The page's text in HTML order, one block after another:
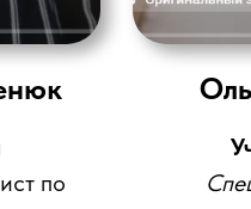
1, офис 308